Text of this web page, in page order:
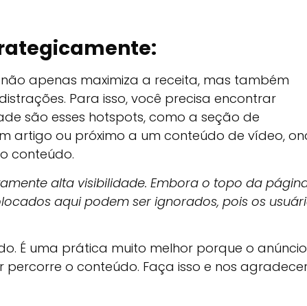
apenas maximiza a receita, mas também
Para isso, você precisa encontrar
são esses hotspots, como a seção de
artigo ou próximo a um conteúdo de vídeo,
conteúdo.
alta visibilidade. Embora o topo da
aqui podem ser ignorados, pois os
É uma prática muito melhor porque o anúncio
o conteúdo. Faça isso e nos